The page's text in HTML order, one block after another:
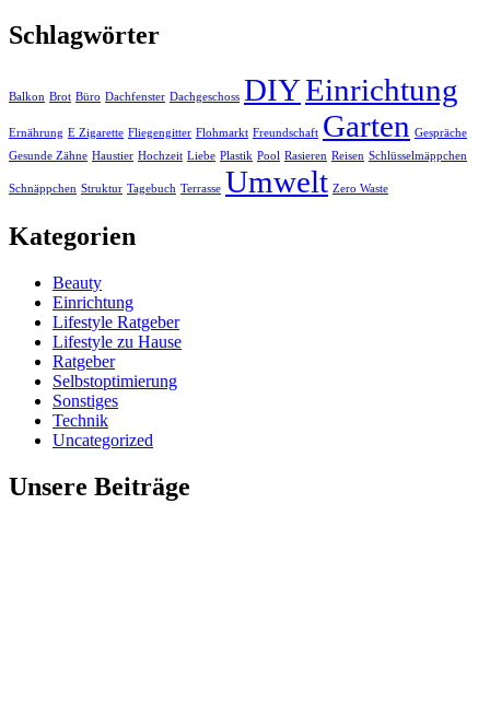
Schlagwörter
Balkon Brot Büro Dachfenster Dachgeschoss DIYEinrichtung
Ernährung E Zigarette Fliegengitter Flohmarkt Freundschaft Garten Gespräche
Gesunde Zähne Haustier Hochzeit Liebe Plastik Pool Rasieren Reisen Schlüsselmäppchen
Schnäppchen Struktur Tagebuch Terrasse Umwelt Zero Waste
Kategorien
Beauty
Einrichtung
Lifestyle Ratgeber
Lifestyle zu Hause
Ratgeber
Selbstoptimierung
Sonstiges
Technik
Uncategorized
Unsere Beiträge